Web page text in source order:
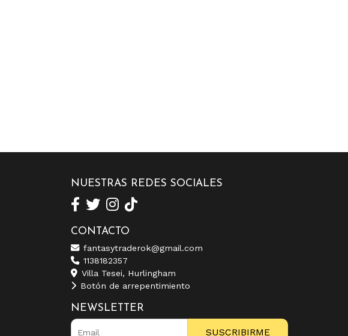
NUESTRAS REDES SOCIALES
CONTACTO
fantasytraderok@gmail.com
1138182357
Villa Tesei, Hurlingham
Botón de arrepentimiento
NEWSLETTER
SUSCRIBIRME